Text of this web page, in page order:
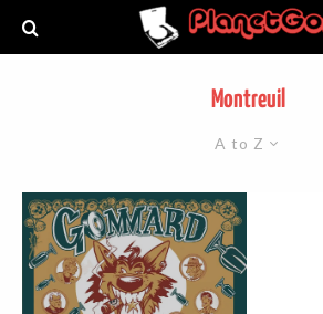
Montreuil
A to Z